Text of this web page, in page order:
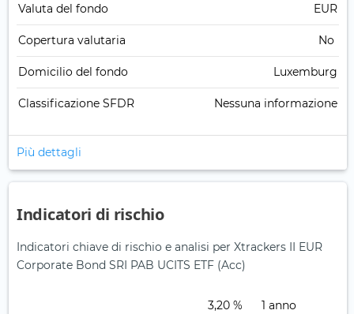
Valuta del fondo EUR
Copertura valutaria No
Domicilio del fondo Luxemburg
Classificazione SFDR Nessuna informazione
Più dettagli
Indicatori di rischio
Indicatori chiave di rischio e analisi per Xtrackers II EUR
Corporate Bond SRI PAB UCITS ETF (Acc)
3,20 %
1 anno